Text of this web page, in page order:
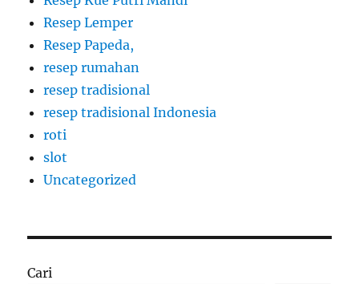
Resep Lemper
Resep Papeda,
resep rumahan
resep tradisional
resep tradisional Indonesia
roti
slot
Uncategorized
Cari